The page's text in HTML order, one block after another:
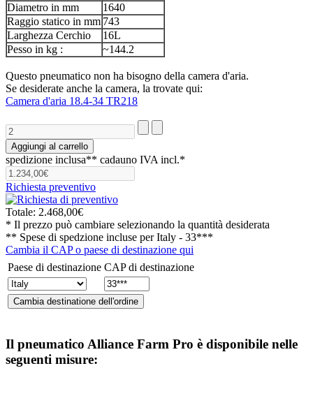
Diametro in mm
1640
Raggio statico in mm 743
Larghezza Cerchio
16L
Pesso in kg :
~144.2
Questo pneumatico non ha bisogno della camera d'aria.
Se desiderate anche la camera, la trovate qui:
Camera d'aria 18.4-34 TR218
spedizione inclusa** cadauno IVA incl.*
Richiesta preventivo
Totale: 2.468,00€
* Il prezzo può cambiare selezionando la quantità desiderata
** Spese di spedzione incluse perItaly - 33***
Cambia il CAP o paese di destinazione qui
Paese di destinazione CAP di destinazione
Il pneumatico Alliance Farm Pro è disponibile nelle
seguenti misure: